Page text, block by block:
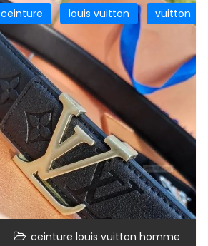
ceinture louis vuitton vuitton
ceinture louis vuitton homme